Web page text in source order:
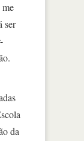
me
ser
da